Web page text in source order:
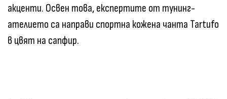
акценти. Освен това, експертите от тунинг-
ателието са направи спортна кожена чанта Tartufo
в цвят на сапфир.